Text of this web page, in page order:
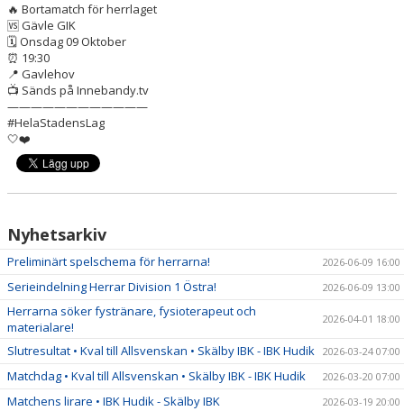
🔥 Bortamatch för herrlaget
🆚 Gävle GIK
🗓️ Onsdag 09 Oktober
⏰ 19:30
📍 Gavlehov
📺 Sänds på Innebandy.tv
————————————
#HelaStadensLag
🤍❤️
Nyhetsarkiv
Preliminärt spelschema för herrarna! 2026-06-09 16:00
Serieindelning Herrar Division 1 Östra! 2026-06-09 13:00
Herrarna söker fystränare, fysioterapeut och
materialare!
2026-04-01 18:00
Slutresultat • Kval till Allsvenskan • Skälby IBK - IBK Hudik 2026-03-24 07:00
Matchdag • Kval till Allsvenskan • Skälby IBK - IBK Hudik 2026-03-20 07:00
Matchens lirare • IBK Hudik - Skälby IBK 2026-03-19 20:00